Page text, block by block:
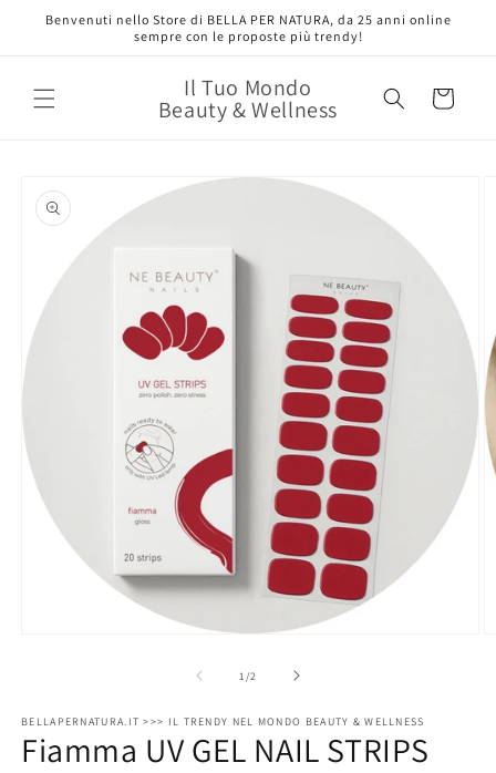
direttamente
Benvenuti nello Store di BELLA PER NATURA, da 25 anni online
sempre con le proposte più trendy!
Il Tuo Mondo
Beauty & Wellness Carrello
informazioni
sul prodotto
finestra
modale
1 /su2
BELLAPERNATURA.IT >>> IL TRENDY NEL MONDO BEAUTY & WELLNESS
Fiamma UV GEL NAIL STRIPS